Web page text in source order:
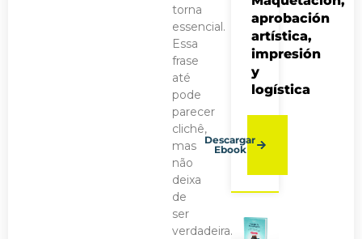
torna
essencial.
Essa
frase
até
pode
parecer
clichê,
mas
não
deixa
de
ser
verdadeira.
aprobación
artística,
impresión
y
logística
Descargar
Ebook